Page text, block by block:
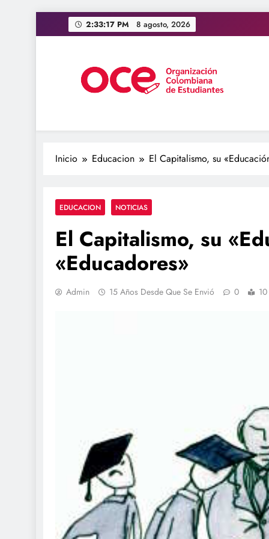
al
2:33:18 PM 8 agosto, 2026
OCE Colombia
Inicio Educacion El Capitalismo, su
EDUCACION NOTICIAS
El Capitalismo, su
«Educadores»
Admin 15 Años Desde Que Se Envió 0